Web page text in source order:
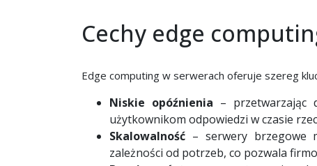
Cechy edge
Edge computing w serwerach oferuje szereg
Niskie opóźnienia – przetwarzając
użytkownikom odpowiedzi w czasie
Skalowalność – serwery brzegowe
zależności od potrzeb, co pozwala